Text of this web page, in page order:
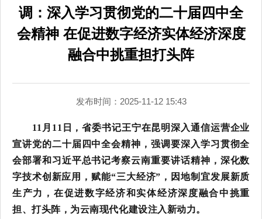
调：深入学习贯彻党的二十届四中全
会精神 在促进数字经济实体经济深度
融合中挑重担打头阵
发布时间：2025-11-12 15:43
11月11日，省委书记王宁在昆明深入通信运营企业
宣讲党的二十届四中全会精神，强调要深入学习贯彻全
会部署和习近平总书记考察云南重要讲话精神，深化数
字技术创新应用，赋能“三大经济”，因地制宜发展新质
生产力，在促进数字经济和实体经济深度融合中挑重
担、打头阵，为云南现代化建设注入新动力。